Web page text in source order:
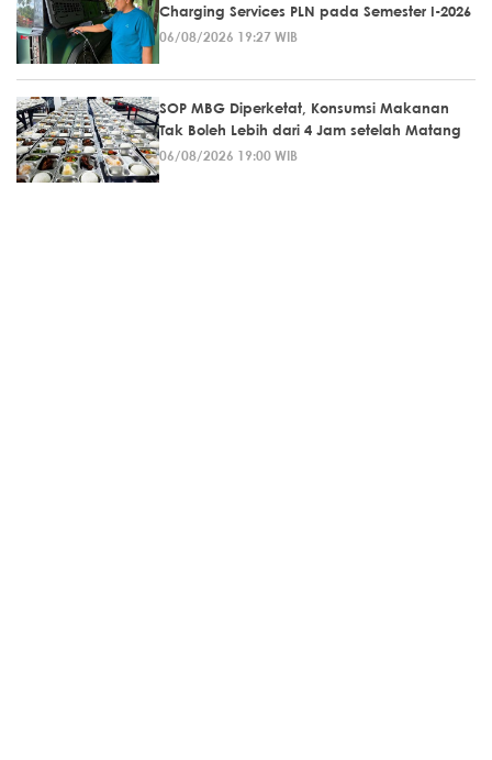
Charging Services PLN pada Semester I-2026
06/08/2026 19:27 WIB
SOP MBG Diperketat, Konsumsi Makanan
Tak Boleh Lebih dari 4 Jam setelah Matang
06/08/2026 19:00 WIB